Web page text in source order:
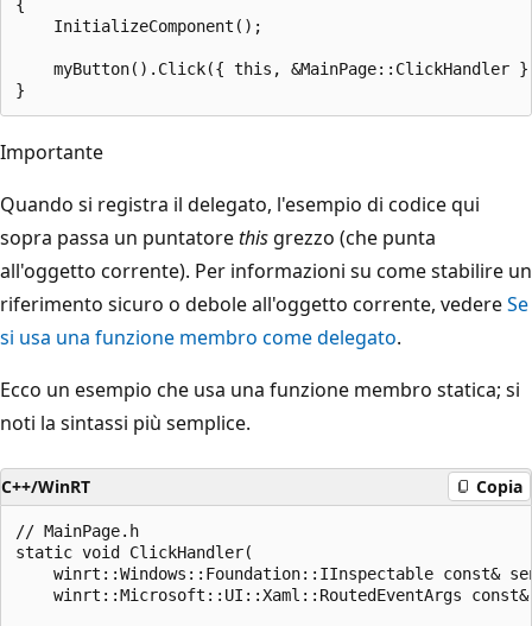
{
    InitializeComponent();
myButton().Click({ this, &MainPage::ClickHandler
Importante
Quando si registra il delegato, l'esempio di codice qui
sopra passa un puntatorethis grezzo (che punta
all'oggetto corrente). Per informazioni su come stabilire un
riferimento sicuro o debole all'oggetto corrente, vedereSe
si usa una funzione membro come delegato.
Ecco un esempio che usa una funzione membro statica; si
noti la sintassi più semplice.
C++/WinRT Copia
// MainPage.h
static void ClickHandler(
winrt::Windows::Foundation::IInspectable const&
winrt::Microsoft::UI::Xaml::RoutedEventArgs